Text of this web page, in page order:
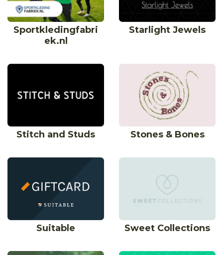
Sportkledingfabri
ek.nl
Starlight Jewels
Stitch and Studs Stones & Bones
Suitable Sweet Collections